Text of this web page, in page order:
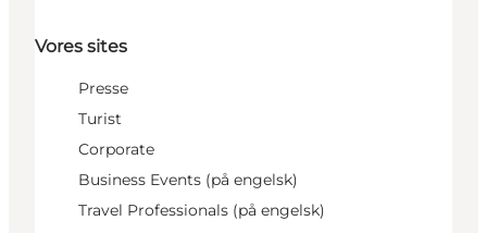
Vores sites
Presse
Turist
Corporate
Business Events (på engelsk)
Travel Professionals (på engelsk)